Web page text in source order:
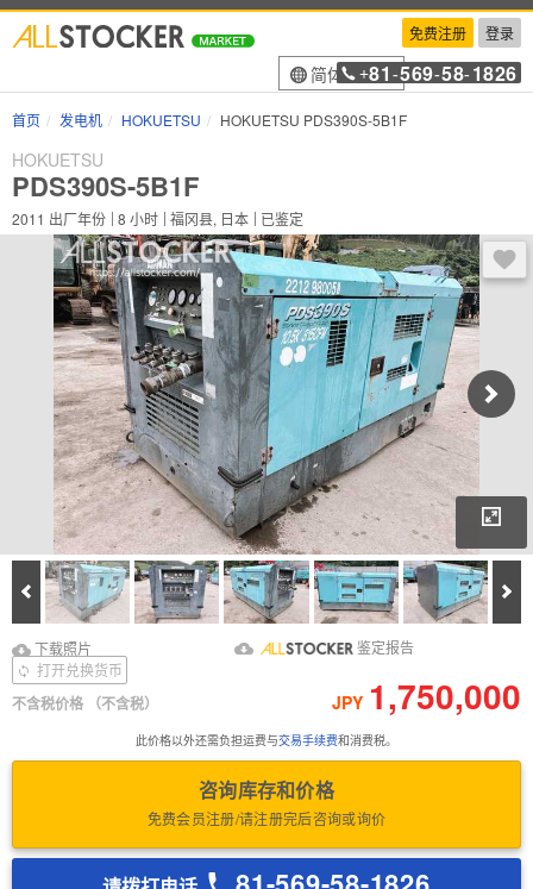
免费注册 登录
简体中文
+81 -569-58-1826
首页 发电机 HOKUETSU HOKUETSU PDS390S-5B1F
HOKUETSU
PDS390S-5B1F
2011 出厂年份 8 小时 福冈县, 日本 已鉴定
登
Prev
下载照片
下载照片 Download Inspection
鉴定报告
不含税价格 （不含税） JPY 1,750,000
打开兑换货币
此价格以外还需负担运费与交易手续费和消费税。
咨询库存和价格
免费会员注册/请注册完后咨询或询价